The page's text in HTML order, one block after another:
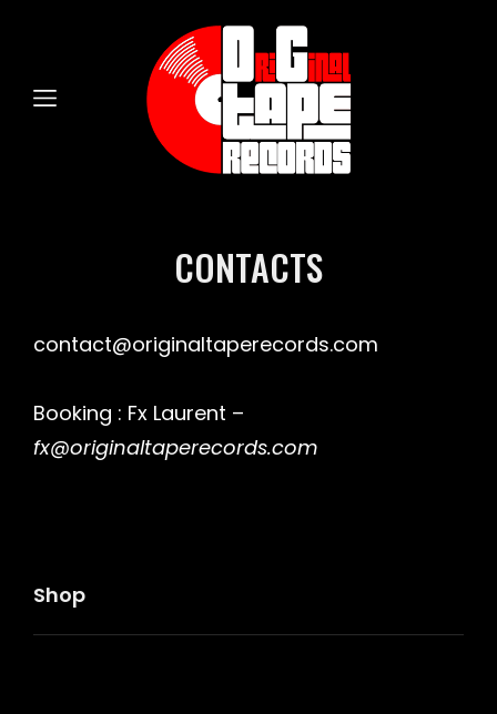
CONTACTS
contact@originaltaperecords.com
Booking : Fx Laurent –
fx@originaltaperecords.com
Shop